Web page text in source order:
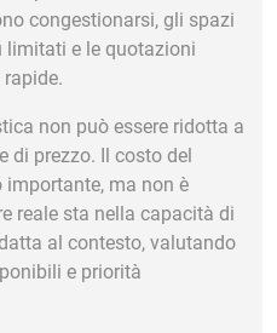
congestionarsi, gli spazi
limitati e le quotazioni
non può essere ridotta a
di prezzo. Il costo del
ma non è
reale sta nella capacità di
al contesto, valutando
e priorità